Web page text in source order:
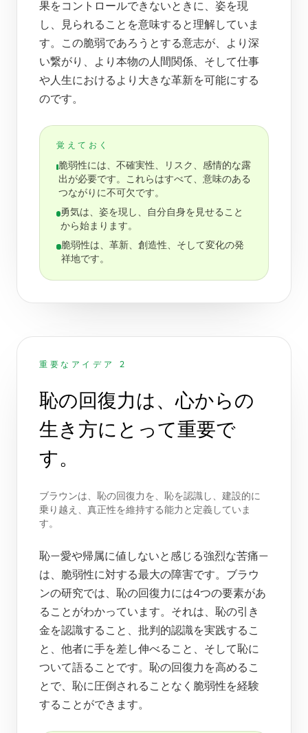
果をコントロールできないときに、姿を現
し、見られることを意味すると理解していま
す。この脆弱であろうとする意志が、より深
い繋がり、より本物の人間関係、そして仕事
や人生におけるより大きな革新を可能にする
のです。
覚えておく
脆弱性には、不確実性、リスク、感情的な露
出が必要です。これらはすべて、意味のある
つながりに不可欠です。
勇気は、姿を現し、自分自身を見せること
から始まります。
脆弱性は、革新、創造性、そして変化の発
祥地です。
重要なアイデア 2
恥の回復力は、心からの
生き方にとって重要で
す。
ブラウンは、恥の回復力を、恥を認識し、建設的に
乗り越え、真正性を維持する能力と定義していま
す。
恥—愛や帰属に値しないと感じる強烈な苦痛—
は、脆弱性に対する最大の障害です。ブラウ
ンの研究では、恥の回復力には4つの要素があ
ることがわかっています。それは、恥の引き
金を認識すること、批判的認識を実践するこ
と、他者に手を差し伸べること、そして恥に
ついて語ることです。恥の回復力を高めるこ
とで、恥に圧倒されることなく脆弱性を経験
することができます。